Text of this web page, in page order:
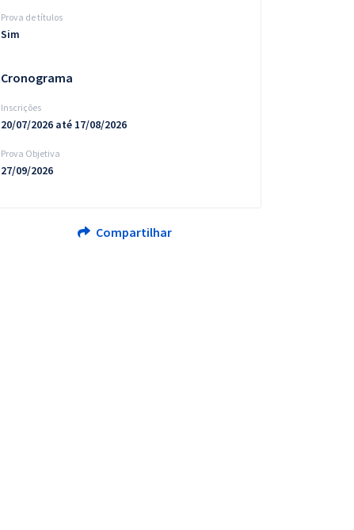
Prova de títulos
Sim
Cronograma
Inscrições
20/07/2026 até 17/08/2026
Prova Objetiva
27/09/2026
Compartilhar